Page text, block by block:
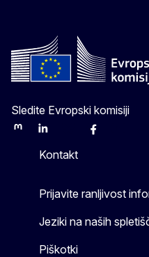
Sledite Evropski komisiji
MastodonLinkedInBlueskyFacebook
Kontakt
Prijavite ranljivost
Jeziki na naših
Piškotki